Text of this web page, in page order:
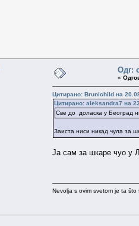
Одг:
«
Цитирано: Brunichild на
Цитирано: aleksandra7 на
Све до доласка у Београд
Заиста ниси никад чула за
Ја сам за шкаре чуо у
Nevolja s ovim svetom je ta